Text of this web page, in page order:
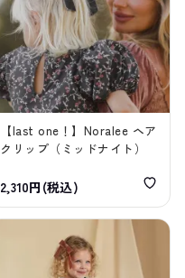
【last one！】Noralee ヘア
クリップ（ミッドナイト）
2,310円(税込)